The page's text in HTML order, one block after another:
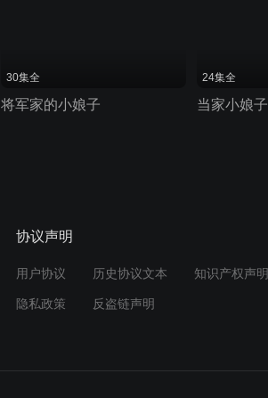
30集全
将军家的小娘子
24集全
当家小娘子
协议声明
用户协议 历史协议文本 知识产权声明
隐私政策 反盗链声明